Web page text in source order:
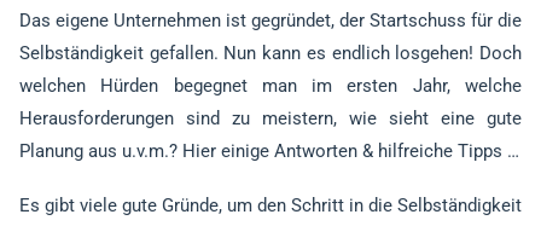
Das eigene Unternehmen ist gegründet, der Startschuss für die
Selbständigkeit gefallen. Nun kann es endlich losgehen! Doch
welchen Hürden begegnet man im ersten Jahr, welche
Herausforderungen sind zu meistern, wie sieht eine gute
Planung aus u.v.m.? Hier einige Antworten & hilfreiche Tipps …
Es gibt viele gute Gründe, um den Schritt in die Selbständigkeit